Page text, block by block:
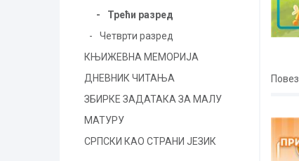
Трећи разред
Четврти разред
КЊИЖЕВНА МЕМОРИЈА
ДНЕВНИК ЧИТАЊА
ЗБИРКЕ ЗАДАТАКА ЗА МАЛУ
МАТУРУ
СРПСКИ КАО СТРАНИ ЈЕЗИК
Повез